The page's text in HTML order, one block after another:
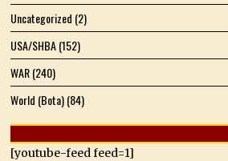
Uncategorized (2)
USA/SHBA(152)
WAR(240)
World (Bota)(84)
[youtube-feed feed=1]